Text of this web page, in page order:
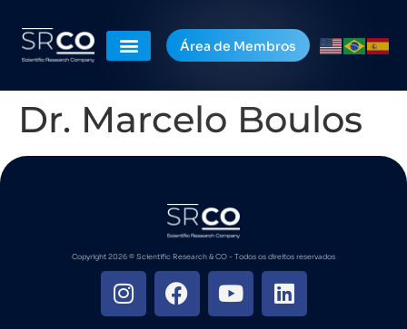
Área de Membros
Dr. Marcelo Boulos
Copyright 2026 ©️ Scientific Research & CO - Todos os direitos reservados